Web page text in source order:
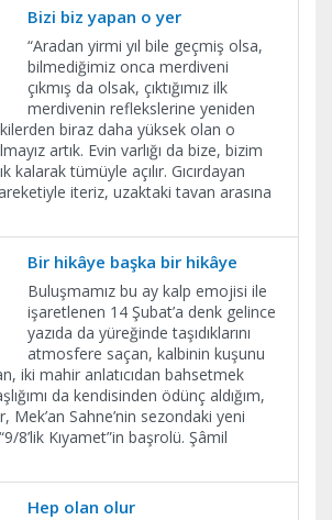
Bizi biz yapan o yer
“Aradan yirmi yıl bile geçmiş olsa,
bilmediğimiz onca merdiveni
çıkmış da olsak, çıktığımız ilk
merdivenin reflekslerine yeniden
biraz daha yüksek olan o
artık. Evin varlığı da bize, bizim
kalarak tümüyle açılır. Gıcırdayan
iteriz, uzaktaki tavan arasına
Bir hikâye başka bir hikâye
Buluşmamız bu ay kalp emojisi ile
işaretlenen 14 Şubat’a denk gelince
yazıda da yüreğinde taşıdıklarını
atmosfere saçan, kalbinin kuşunu
iki mahir anlatıcıdan bahsetmek
da kendisinden ödünç aldığım,
Mek’an Sahne’nin sezondaki yeni
8’lik Kıyamet”in başrolü. Şâmil
Hep olan olur